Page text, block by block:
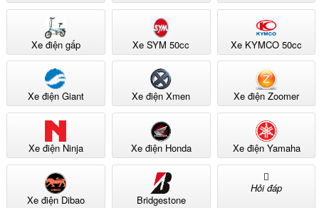
Xe điện gấp Xe SYM 50cc Xe KYMCO 50cc
Xe điện Giant Xe điện Xmen Xe điện Zoomer
Xe điện Ninja Xe điện Honda Xe điện Yamaha
Xe điện Dibao Bridgestone
Hỏi đáp